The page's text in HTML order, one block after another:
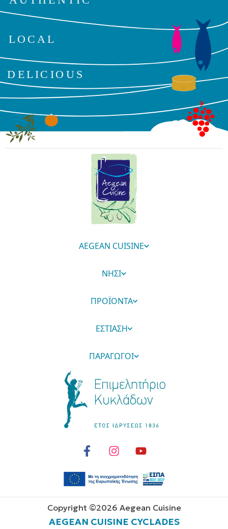
AEGEAN CUISINE
ΝΗΣΙ
ΠΡΟΪΟΝΤΑ
ΕΣΤΙΑΣΗ
ΠΑΡΑΓΩΓΟΙ
Copyright ©2026 Aegean Cuisine
AEGEAN CUISINE CYCLADES